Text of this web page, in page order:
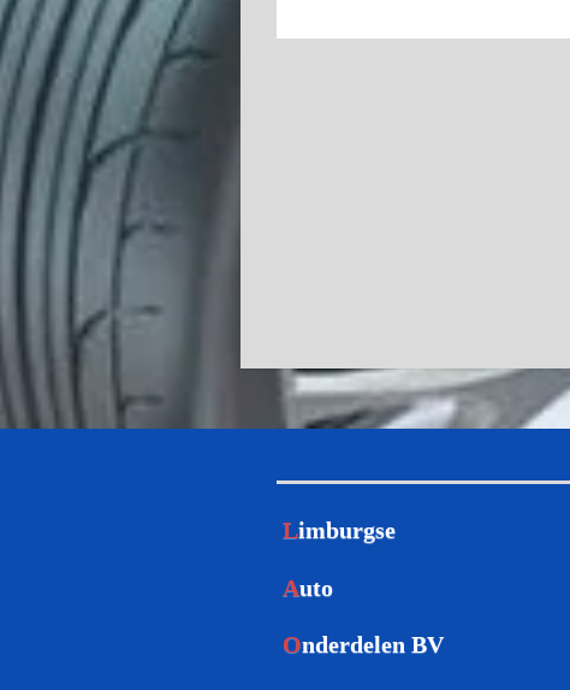
Limburgse
Auto
Onderdelen BV